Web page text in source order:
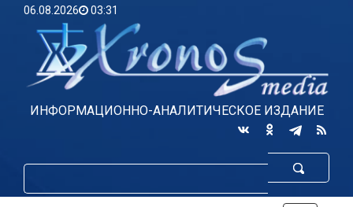
06.08.2026 03:31
ИНФОРМАЦИОННО-АНАЛИТИЧЕСКОЕ ИЗДАНИЕ